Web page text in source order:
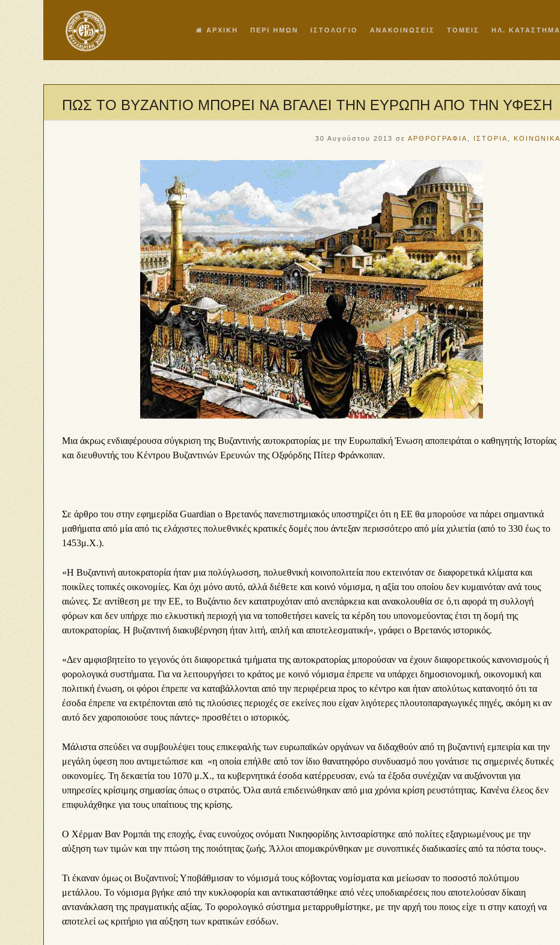
ΑΡΧΙΚΗ ΠΕΡΙ ΗΜΩΝ ΙΣΤΟΛΟΓΙΟ ΑΝΑΚΟΙΝΩΣΕΙΣ ΤΟΜΕΙΣ ΗΛ. ΚΑΤΑΣΤΗΜΑ
ΠΩΣ ΤΟ ΒΥΖΑΝΤΙΟ ΜΠΟΡΕΙ ΝΑ ΒΓΑΛΕΙ ΤΗΝ ΕΥΡΩΠΗ ΑΠΟ ΤΗΝ ΥΦΕΣΗ
30 Αυγούστου 2013 σε ΑΡΘΡΟΓΡΑΦΙΑ ΙΣΤΟΡΙΑ ΚΟΙΝΩΝΙΚΑ
Μια άκρως ενδιαφέρουσα σύγκριση της Βυζαντινής αυτοκρατορίας με την Ευρωπαϊκή Ένωση αποπειράται ο καθηγητής Ιστορίας
και διευθυντής του Κέντρου Βυζαντινών Ερευνών της Οξφόρδης Πίτερ Φράνκοπαν.
Σε άρθρο του στην εφημερίδα Guardian ο Βρετανός πανεπιστημιακός υποστηρίζει ότι η ΕΕ θα μπορούσε να πάρει σημαντικά
μαθήματα από μία από τις ελάχιστες πολυεθνικές κρατικές δομές που άντεξαν περισσότερο από μία χιλιετία (από το 330 έως το
1453μ.Χ.).
«Η Βυζαντινή αυτοκρατορία ήταν μια πολύγλωσση, πολυεθνική κοινοπολιτεία που εκτεινόταν σε διαφορετικά κλίματα και
ποικίλες τοπικές οικονομίες. Και όχι μόνο αυτό, αλλά διέθετε και κοινό νόμισμα, η αξία του οποίου δεν κυμαινόταν ανά τους
αιώνες. Σε αντίθεση με την ΕΕ, το Βυζάντιο δεν κατατρυχόταν από ανεπάρκεια και ανακολουθία σε ό,τι αφορά τη συλλογή
φόρων και δεν υπήρχε πιο ελκυστική περιοχή για να τοποθετήσει κανείς τα κέρδη του υπονομεύοντας έτσι τη δομή της
αυτοκρατορίας. Η βυζαντινή διακυβέρνηση ήταν λιτή, απλή και αποτελεσματική», γράφει ο Βρετανός ιστορικός.
«Δεν αμφισβητείτο το γεγονός ότι διαφορετικά τμήματα της αυτοκρατορίας μπορούσαν να έχουν διαφορετικούς κανονισμούς ή
φορολογικά συστήματα. Για να λειτουργήσει το κράτος με κοινό νόμισμα έπρεπε να υπάρχει δημοσιονομική, οικονομική και
πολιτική ένωση, οι φόροι έπρεπε να καταβάλλονται από την περιφέρεια προς το κέντρο και ήταν απολύτως κατανοητό ότι τα
έσοδα έπρεπε να εκτρέπονται από τις πλούσιες περιοχές σε εκείνες που είχαν λιγότερες πλουτοπαραγωγικές πηγές, ακόμη κι αν
αυτό δεν χαροποιούσε τους πάντες» προσθέτει ο ιστορικός.
Μάλιστα σπεύδει να συμβουλέψει τους επικεφαλής των ευρωπαϊκών οργάνων να διδαχθούν από τη βυζαντινή εμπειρία και την
μεγάλη ύφεση που αντιμετώπισε και «η οποία επήλθε από τον ίδιο θανατηφόρο συνδυασμό που γονάτισε τις σημερινές δυτικές
οικονομίες. Τη δεκαετία του 1070 μ.Χ., τα κυβερνητικά έσοδα κατέρρευσαν, ενώ τα έξοδα συνέχιζαν να αυξάνονται για
υπηρεσίες κρίσιμης σημασίας όπως ο στρατός. Όλα αυτά επιδεινώθηκαν από μια χρόνια κρίση ρευστότητας. Κανένα έλεος δεν
επιφυλάχθηκε για τους υπαίτιους της κρίσης.
Ο Χέρμαν Βαν Ρομπάι της εποχής, ένας ευνούχος ονόματι Νικηφορίδης λιντσαρίστηκε από πολίτες εξαγριωμένους με την
αύξηση των τιμών και την πτώση της ποιότητας ζωής. Άλλοι απομακρύνθηκαν με συνοπτικές διαδικασίες από τα πόστα τους».
Τι έκαναν όμως οι Βυζαντινοί; Υποβάθμισαν το νόμισμά τους κόβοντας νομίσματα και μείωσαν το ποσοστό πολύτιμου
μετάλλου. Το νόμισμα βγήκε από την κυκλοφορία και αντικαταστάθηκε από νέες υποδιαιρέσεις που αποτελούσαν δίκαιη
αντανάκλαση της πραγματικής αξίας. Το φορολογικό σύστημα μεταρρυθμίστηκε, με την αρχή του ποιος είχε τι στην κατοχή να
αποτελεί ως κριτήριο για αύξηση των κρατικών εσόδων.